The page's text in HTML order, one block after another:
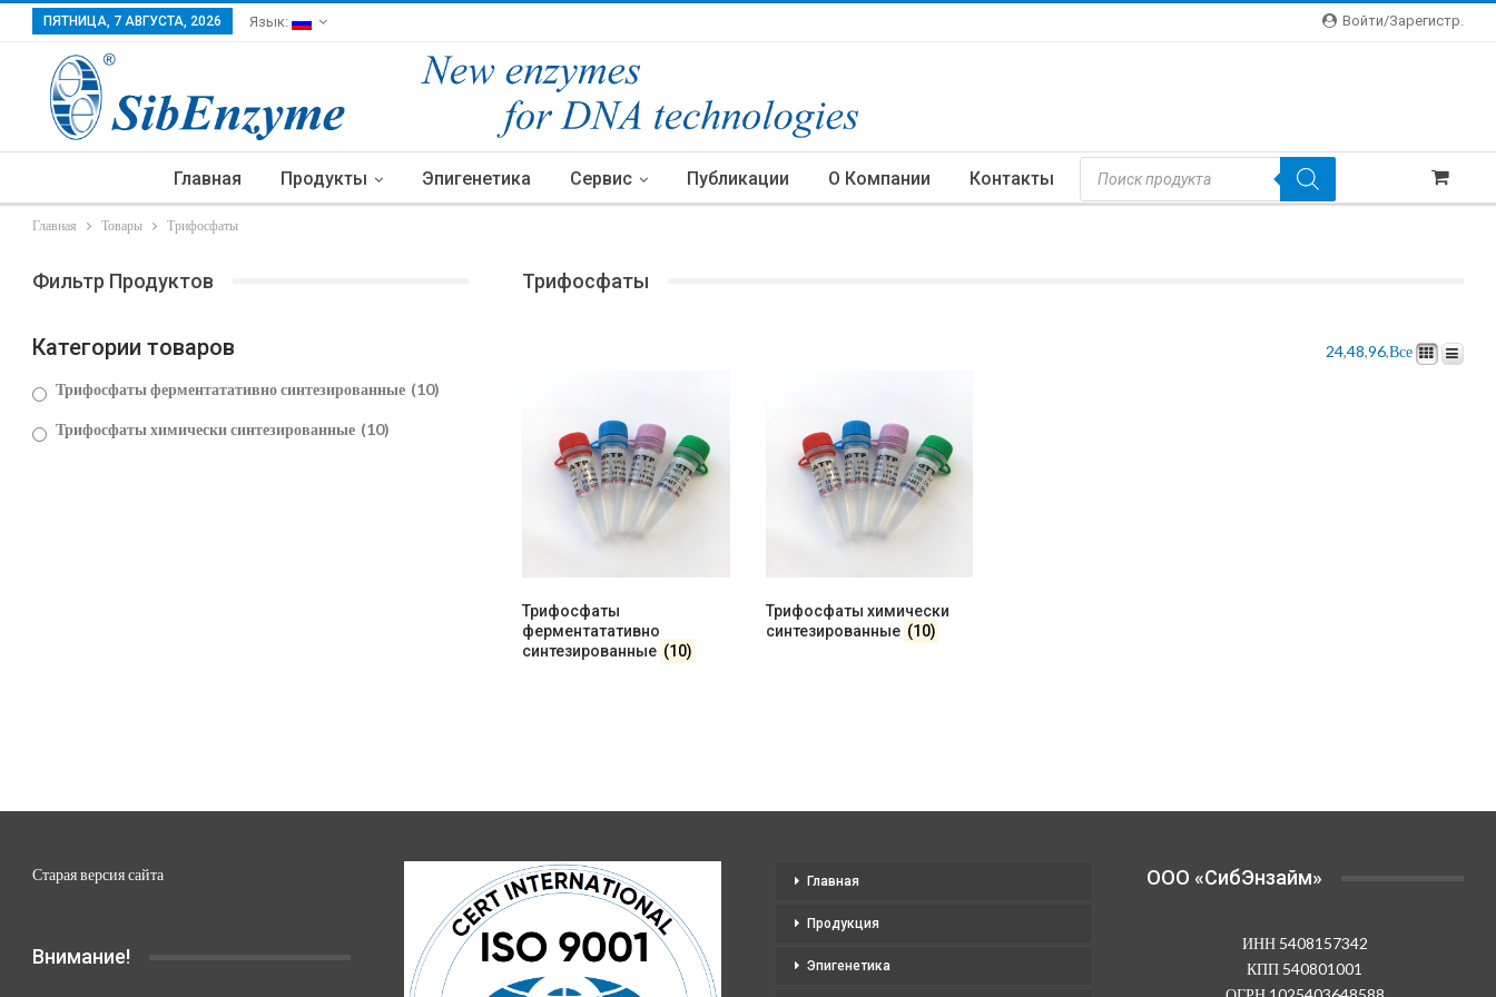
Войти/зарегистр.
ПЯТНИЦА, 7 АВГУСТА, 2026 Язык:
Главная Продукты Эпигенетика Сервис Публикации О Компании Контакты
Поиск
Товаров
Главная Товары Трифосфаты
Трифосфаты
24,48,96,Все
Трифосфаты
ферментатативно
синтезированные (10)
Трифосфаты химически
синтезированные (10)
Фильтр Продуктов
Категории товаров
Трифосфаты ферментатативно синтезированные (10)
Трифосфаты химически синтезированные (10)
Старая версия сайта
Внимание!
Главная
Продукция
Эпигенетика
OOO «СибЭнзайм»
ИНН 5408157342
КПП 540801001